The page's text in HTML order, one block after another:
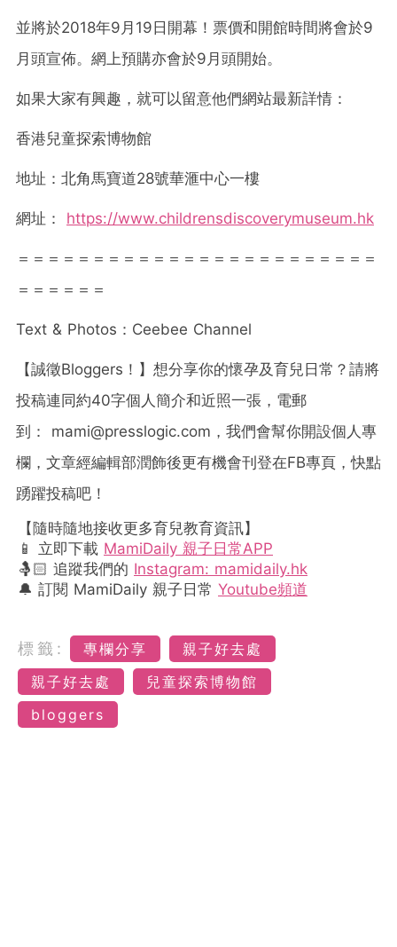
並將於2018年9月19日開幕！票價和開館時間將會於9
月頭宣佈。網上預購亦會於9月頭開始。
如果大家有興趣，就可以留意他們網站最新詳情：
香港兒童探索博物館
地址：北角馬寶道28號華滙中心一樓
網址： https://www.childrensdiscoverymuseum.hk
＝＝＝＝＝＝＝＝＝＝＝＝＝＝＝＝＝＝＝＝＝＝＝＝
＝＝＝＝＝＝
Text & Photos：Ceebee Channel
【誠徵Bloggers！】想分享你的懷孕及育兒日常？請將
投稿連同約40字個人簡介和近照一張，電郵
到： mami@presslogic.com ，我們會幫你開設個人專
欄，文章經編輯部潤飾後更有機會刊登在FB專頁，快點
踴躍投稿吧！
【隨時隨地接收更多育兒教育資訊】
📱 立即下載 MamiDaily 親子日常APP
🤱🏻 追蹤我們的 Instagram: mamidaily.hk
🔔 訂閱 MamiDaily 親子日常 Youtube頻道
標籤: 專欄分享
親子好去處
親子好去處
兒童探索博物館
bloggers